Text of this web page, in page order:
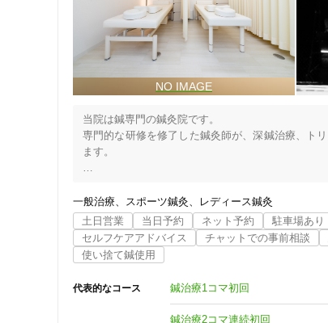
当院は鍼専門の鍼灸院です。
専門的な研修を修了した鍼灸師が、深鍼治療、ト
ます。
は全く異なります。
症状に合わせて複数の種類の鍼を使い分け、必要
西洋医学的な鍼治療を重視して施術を行っており
慢性腰痛や慢性的な首肩こりなど、症状の原因が
響く鍼を希望される方には的確に深鍼治療を実施
（針の本数、施術中の痛み、治療時間）で最大限
一般治療 スポーツ鍼灸
レディース鍼灸
土日営業
当日予約 ネット予約 駐車場あり
セルフケアアドバイス
チャットでの事前相談
使い捨て鍼使用
代表的なコース 鍼治療1コマ初回
鍼治療2コマ連続初回